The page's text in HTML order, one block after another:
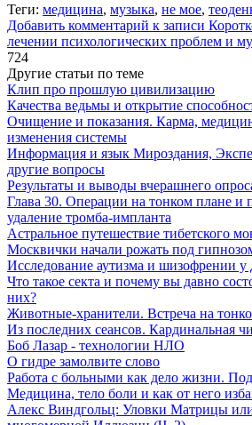
Теги: медицина, музыка, не мое,
Добавить комментарий к записи
лечении психологических проблем и
724
Другие статьи по теме
Клип про прошлую цивилизацию
Качества ведьмы и открытие
Очищение и показания. Карма,
изменения системы
Информация и язык Мироздания,
другие вопросы
Результаты и выводы вчерашнего
Глава 30. Операции на тонком плане и
удаление тромба-импланта
Астральное путешествие тибетского
Москвички начали рожать под
Исследование аутизма и шизофрении
Что такое секта и почему вы давно
них?
Животные-хранители. Встреча на
Из последних сеансов. Кардинальная
Боб Лазар - технологии НЛО
О гидре замолвите слово
Работа с больными как дело жизни.
Медицина, тело боли и как от него
Алекс Виндгольц: Уловки Матрицы